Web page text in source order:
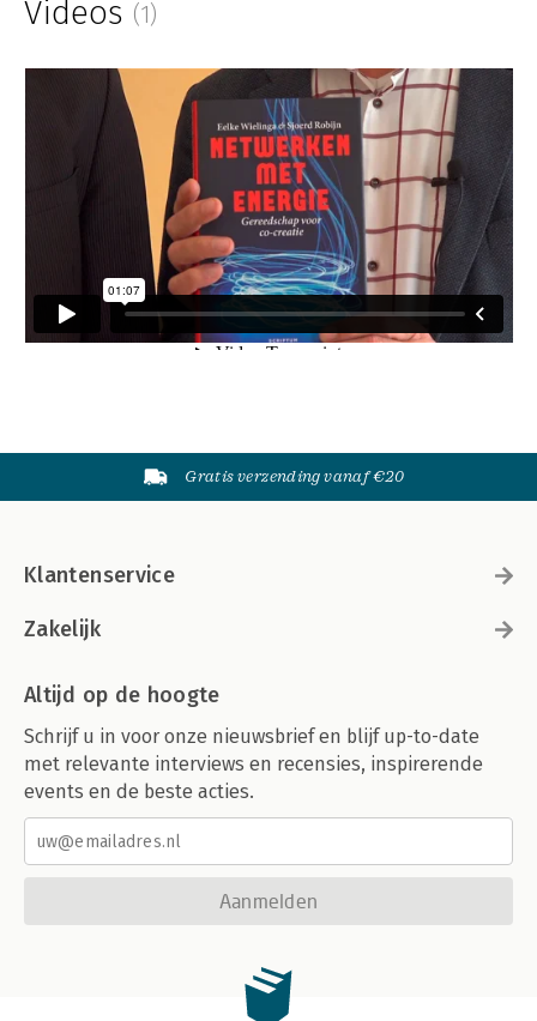
Videos (1)
Gratis verzending vanaf €20
Klantenservice
Zakelijk
Altijd op de hoogte
Schrijf u in voor onze nieuwsbrief en blijf up-to-date
met relevante interviews en recensies, inspirerende
events en de beste acties.
Aanmelden